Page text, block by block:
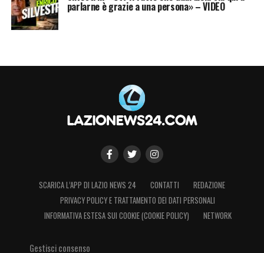
parlarne è grazie a una persona» – VIDEO
SCARICA L’APP DI LAZIO NEWS 24 CONTATTI
REDAZIONE
PRIVACY POLICY E TRATTAMENTO DEI DATI PERSONALI
INFORMATIVA ESTESA SUI COOKIE (COOKIE POLICY)
NETWORK
Gestisci consenso